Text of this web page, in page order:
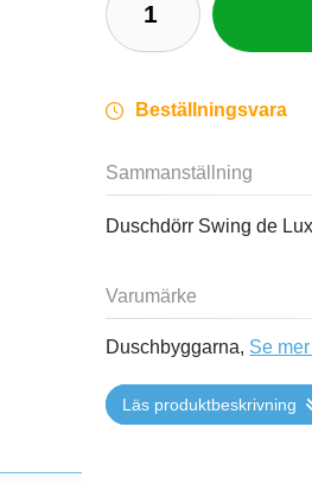
Beställningsvara
Sammanställning
Duschdörr Swing de
Varumärke
Duschbyggarna, Se
Läs produktbeskrivning